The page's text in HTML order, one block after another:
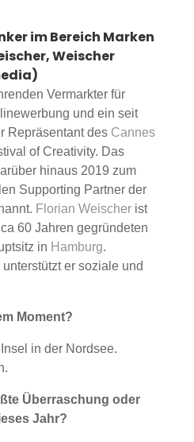
im Bereich Marken
Weischer
Vermarkter für
und ein seit
Repräsentant des Cannes
of Creativity. Das
hinaus 2019 zum
Supporting Partner der
Florian Weischerist
60 Jahren gegründeten
in Hamburg.
er soziale und
Moment?
in der Nordsee.
Überraschung oder
Jahr?